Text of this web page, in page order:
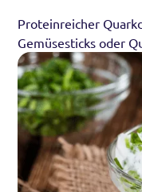
Proteinreicher
Gemüsesticks oder